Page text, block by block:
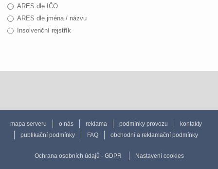
ARES dle IČO
ARES dle jména / názvu
Insolvenční rejstřík
mapa serveru o nás reklama podmínky provozu
kontakty
publikační podmínky
FAQ obchodní a reklamační podmínky
Ochrana osobních údajů - GDPR Nastavení cookies